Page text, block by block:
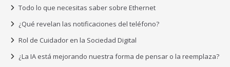
Todo lo que necesitas saber sobre Ethernet
¿Qué revelan las notificaciones del teléfono?
Rol de Cuidador en la Sociedad Digital
¿La IA está mejorando nuestra forma de pensar o la reemplaza?